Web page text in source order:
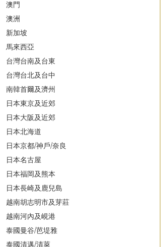
澳門
澳洲
新加坡
馬來西亞
台灣台南及台東
台灣台北及台中
南韓首爾及濟州
日本東京及近郊
日本大阪及近郊
日本北海道
日本京都/神戶/奈良
日本名古屋
日本福岡及熊本
日本長崎及鹿兒島
越南胡志明市及芽莊
越南河內及峴港
泰國曼谷/芭堤雅
泰國清邁/清萊